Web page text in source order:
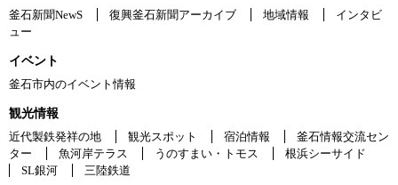
釜石新聞NewS
復興釜石新聞アーカイブ 地域情報
インタビ
ュー
イベント
釜石市内のイベント情報
観光情報
近代製鉄発祥の地
観光スポット 宿泊情報
釜石情報交流セン
ター
魚河岸テラス うのすまい・トモス
根浜シーサイド
SL銀河
三陸鉄道